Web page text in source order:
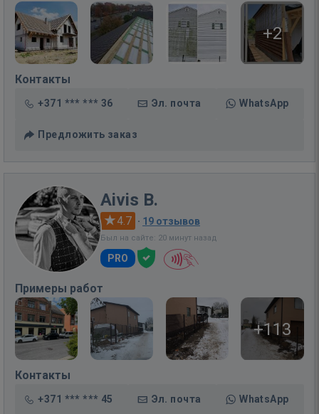
+2
Контакты
+371 *** *** 36 Эл. почта WhatsApp
Предложить заказ
Aivis B.
4.7 · 19 отзывов
Был на сайте: 20 минут назад
PRO
Примеры работ
+113
Контакты
+371 *** *** 45 Эл. почта WhatsApp